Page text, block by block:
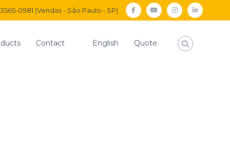
3565-0981 (Vendas - São Paulo - SP) facebookYoutubeInstagram
Contact English Quote